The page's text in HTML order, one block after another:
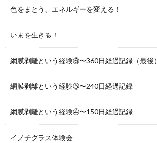
色をまとう、エネルギーを変える！
いまを生きる！
網膜剥離という経験⑥〜360日経過記録（最後）
網膜剥離という経験⑤〜240日経過記録
網膜剥離という経験④〜150日経過記録
イノチグラス体験会